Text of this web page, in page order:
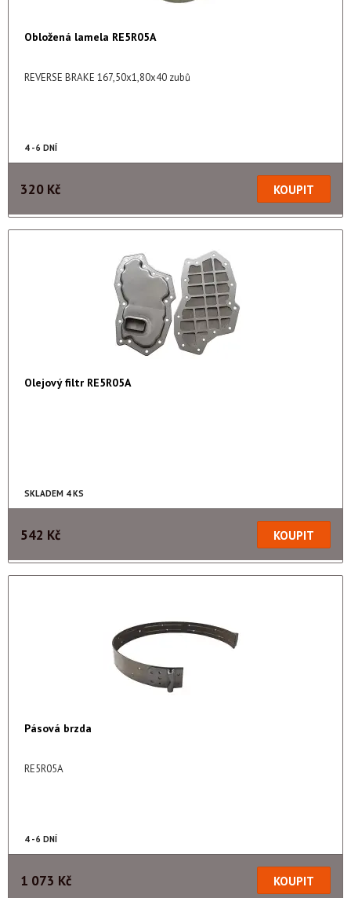
Obložená lamela RE5R05A
REVERSE BRAKE 167,50x1,80x40 zubů
4 - 6 DNÍ
320 Kč
Olejový filtr RE5R05A
SKLADEM 4 KS
542 Kč
Pásová brzda
RE5R05A
4 - 6 DNÍ
1 073 Kč